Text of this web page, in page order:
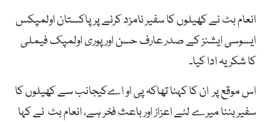
انعام بٹ نے کھیلوں کا سفیر نامزد کرنے پر پاکستان اولمپکس
ایسوسی ایشنز کے صدر عارف حسن اور پوری اولمپک فیملی
کا شکریہ ادا کیا۔
اس موقع پر ان کا کہنا تھاکہ پی او اےکیجانب سے کھیلوں کا
سفیر بننا میرے لئے اعزاز اور باعث فخر ہے، انعام بٹ نے کہا